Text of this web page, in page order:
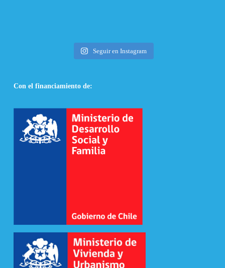
Seguir en Instagram
Con el financiamiento de: